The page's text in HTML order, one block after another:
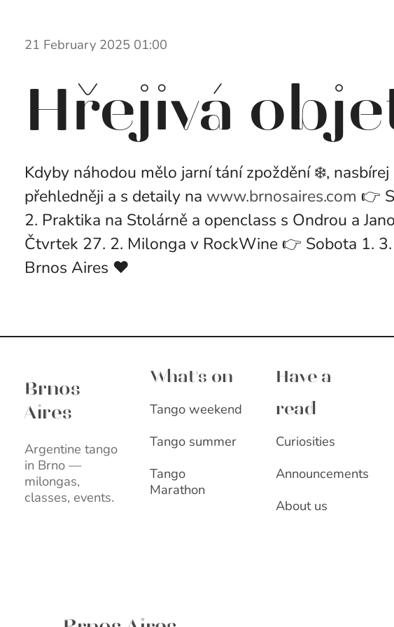
21 February 2025 01:00
Hřejivá
Kdyby náhodou mělo jarní tání zpoždění ❄️,
přehledněji a s detaily na www.brnosaires.com 👉
2. Praktika na Stolárně a openclass s Ondrou a
Čtvrtek 27. 2. Milonga v RockWine 👉 Sobota 1.
Brnos Aires ❤
Brnos
Aires
Argentine tango
in Brno —
milongas,
classes, events.
What's on
Tango weekend
Tango summer
Tango
Marathon
Have a
read
Curiosities
Announcements
About us